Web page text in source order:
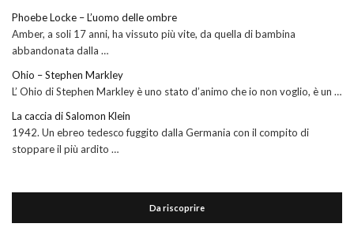
Phoebe Locke – L’uomo delle ombre
Amber, a soli 17 anni, ha vissuto più vite, da quella di bambina
abbandonata dalla …
Ohio – Stephen Markley
L’ Ohio di Stephen Markley è uno stato d’animo che io non voglio, è un …
La caccia di Salomon Klein
1942. Un ebreo tedesco fuggito dalla Germania con il compito di
stoppare il più ardito …
Da riscoprire